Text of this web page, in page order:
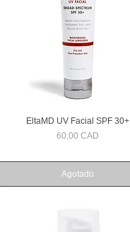
Vista rápida
EltaMD UV Facial SPF 30+
Precio
60,00 CAD
Agotado